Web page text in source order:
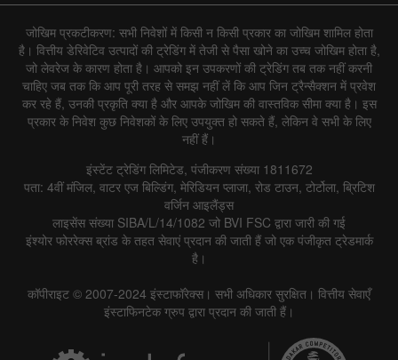
जोखिम प्रकटीकरण: सभी निवेशों में किसी न किसी प्रकार का जोखिम शामिल होता
है। वित्तीय डेरिवेटिव उत्पादों की ट्रेडिंग में तेजी से पैसा खोने का उच्च जोखिम होता है,
जो लेवरेज के कारण होता है। आपको इन उपकरणों की ट्रेडिंग तब तक नहीं करनी
चाहिए जब तक कि आप पूरी तरह से समझ नहीं लें कि आप जिन ट्रैन्सैक्शन में प्रवेश
कर रहे हैं, उनकी प्रकृति क्या है और आपके जोखिम की वास्तविक सीमा क्या है। इस
प्रकार के निवेश कुछ निवेशकों के लिए उपयुक्त हो सकते हैं, लेकिन वे सभी के लिए
नहीं हैं।
इंस्टेंट ट्रेडिंग लिमिटेड, पंजीकरण संख्या 1811672
पता: 4वीं मंजिल, वाटर एज बिल्डिंग, मेरिडियन प्लाजा, रोड टाउन, टोर्टोला, ब्रिटिश
वर्जिन आइलैंड्स
लाइसेंस संख्या SIBA/L/14/1082 जो BVI FSC द्वारा जारी की गई
इंश्योर फोररेक्स ब्रांड के तहत सेवाएं प्रदान की जाती हैं जो एक पंजीकृत ट्रेडमार्क
है।
कॉपीराइट © 2007-2024 इंस्टाफॉरेक्स। सभी अधिकार सुरक्षित। वित्तीय सेवाएँ
इंस्टाफिनटेक ग्रुप द्वारा प्रदान की जाती हैं।